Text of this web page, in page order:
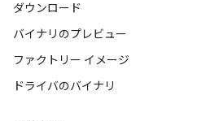
ダウンロード
バイナリのプレビュー
ファクトリー イメージ
ドライバのバイナリ